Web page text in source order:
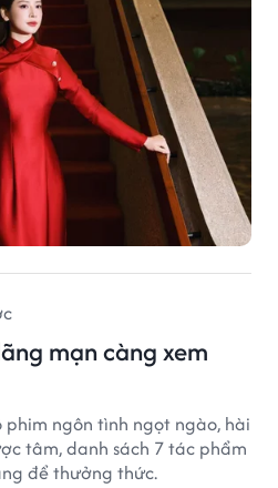
mạn càng xem
ngôn tình ngọt ngào, hài
tâm, danh sách 7 tác phẩm
để thưởng thức.